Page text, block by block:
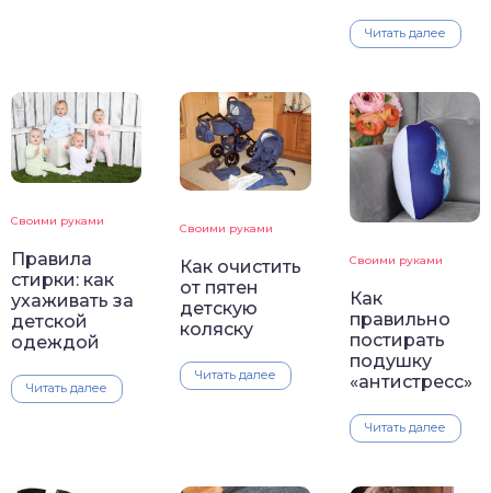
Читать далее
Своими руками
Правила
стирки: как
ухаживать за
детской
одеждой
Читать далее
Своими руками
Как очистить
от пятен
детскую
коляску
Читать далее
Своими руками
Как
правильно
постирать
подушку
«антистресс»
Читать далее